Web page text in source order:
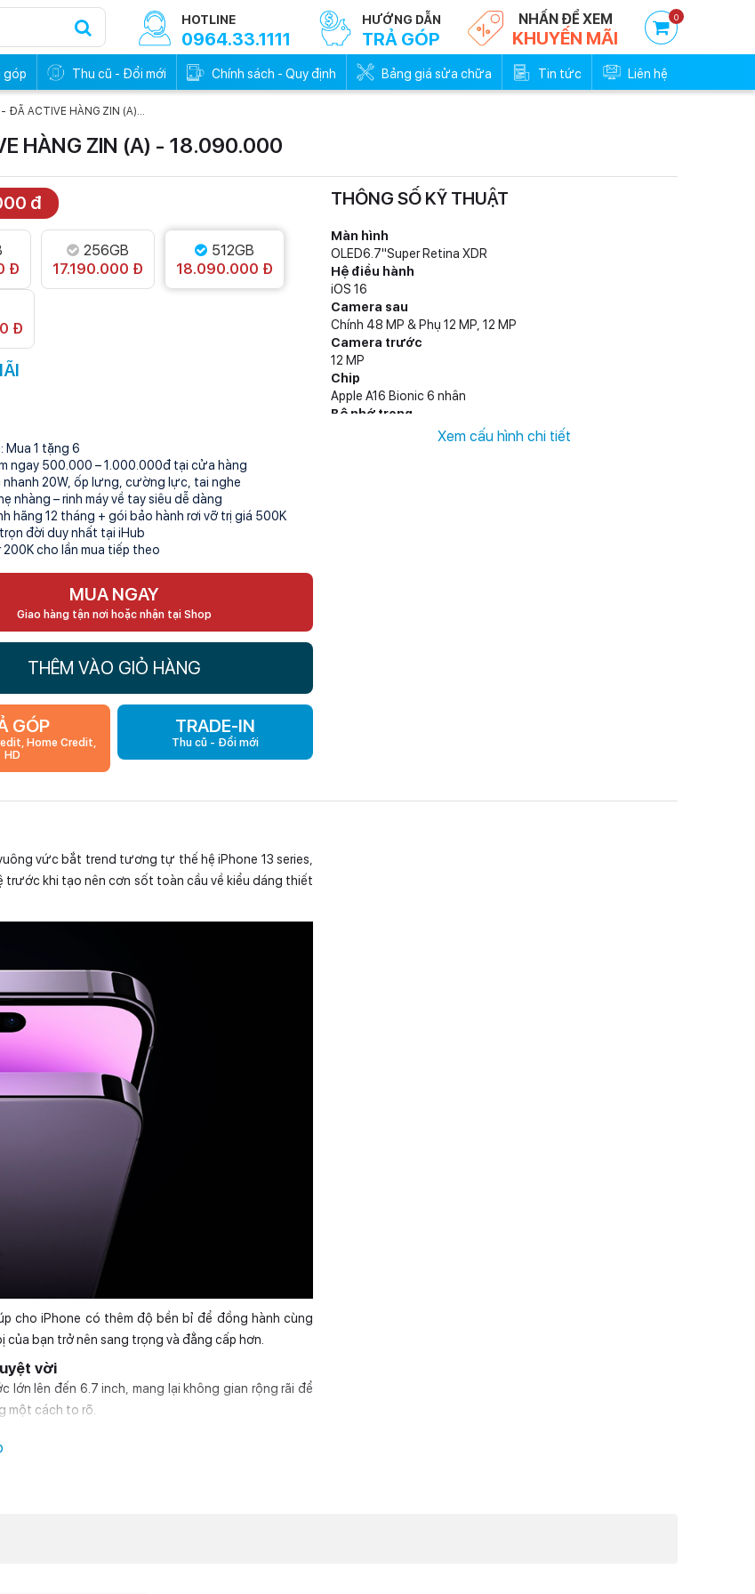
0
NHẤN ĐỂ XEM
KHUYẾN MÃI
HƯỚNG DẪN
TRẢ GÓP
HOTLINE
0964.33.1111
góp Thu cũ - Đổi mới Chính sách - Quy định Bảng giá sửa chữa Tin tức Liên hệ
ĐÃ ACTIVE HÀNG ZIN (A)...
HÀNG ZIN (A) - 18.090.000
trước
Trả góp 0đ - Trả trước
đ
Đ
256GB
17.190.000 Đ
512GB
18.090.000 Đ
Đ
Mua 1 tặng 6
ngay 500.000 – 1.000.000đ tại cửa hàng
nhanh 20W, ốp lưng, cường lực, tai nghe
nhàng – rinh máy về tay siêu dễ dàng
hãng 12 tháng + gói bảo hành rơi vỡ trị giá 500K
đời duy nhất tại iHub
200K cho lần mua tiếp theo
MUA NGAY
Giao hàng tận nơi hoặc nhận tại Shop
THÊM VÀO GIỎ HÀNG
GÓP
Home Credit,
HD
TRADE-IN
Thu cũ - Đổi mới
THÔNG SỐ KỸ THUẬT
Màn hình
OLED6.7"Super Retina XDR
Hệ điều hành
iOS 16
Camera sau
Chính 48 MP & Phụ 12 MP, 12 MP
Camera trước
12 MP
Chip
Apple A16 Bionic 6 nhân
Bộ nhớ trong
128 GB, 256 GB, 512 GB, 1 TBXem cấu hình chi tiết
vức bắt trend tương tự thế hệ iPhone 13 series,
khi tạo nên cơn sốt toàn cầu về kiểu dáng thiết
cho iPhone có thêm độ bền bỉ để đồng hành cùng
bạn trở nên sang trọng và đẳng cấp hơn.
vời
lên đến 6.7 inch, mang lại không gian rộng rãi để
một cách to rõ.